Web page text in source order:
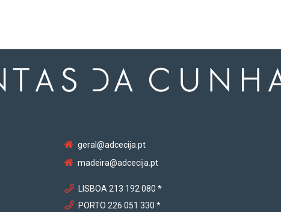
geral@adcecija.pt
madeira@adcecija.pt
LISBOA 213 192 080 *
PORTO 226 051 330 *